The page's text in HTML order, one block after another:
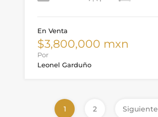
En Venta
$3,800,000 mxn
Por
Leonel Garduño
1 2 Siguiente